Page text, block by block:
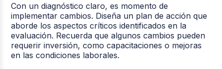
Con un diagnóstico claro, es momento de
implementar cambios. Diseña un plan de acción que
aborde los aspectos críticos identificados en la
evaluación. Recuerda que algunos cambios pueden
requerir inversión, como capacitaciones o mejoras
en las condiciones laborales.